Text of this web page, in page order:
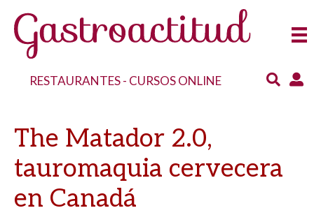
RESTAURANTES- CURSOS ONLINE
The Matador 2.0,
tauromaquia cervecera
en Canadá